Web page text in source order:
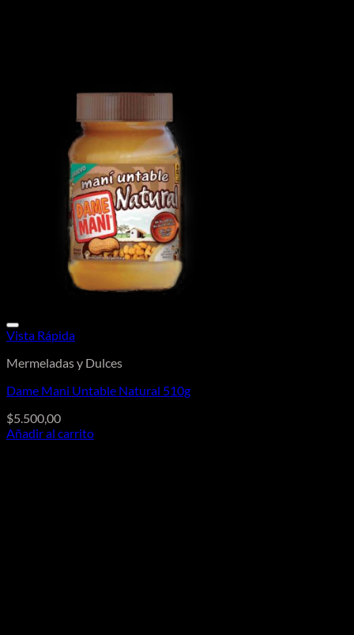
Vista Rápida
Mermeladas y Dulces
Dame Mani Untable Natural 510g
$5.500,00
Añadir al carrito